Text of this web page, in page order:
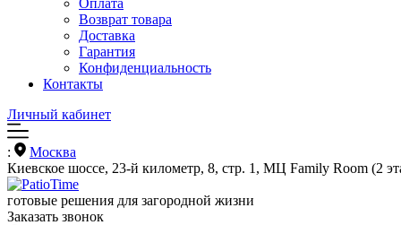
Оплата
Возврат товара
Доставка
Гарантия
Конфиденциальность
Контакты
Личный кабинет
:
Москва
Киевское шоссе, 23-й километр, 8, стр. 1, МЦ Family Room (2
готовые решения для загородной жизни
Заказать звонок